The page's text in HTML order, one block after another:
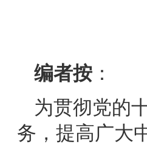
编者按 ：
为贯彻党的
务，提高广大